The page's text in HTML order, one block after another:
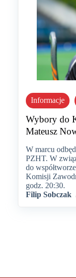
Informacje
Wybory do
Mateusz
W marcu
PZHT. W
do
Komisji
godz. 20:30.
Filip Sobczak